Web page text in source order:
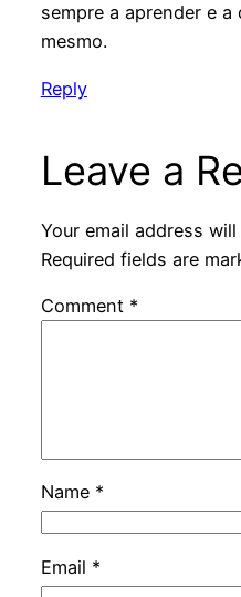
sempre a aprender e a
mesmo.
Reply
Leave a
Your email address
Required fields are
Comment *
Name *
Email *